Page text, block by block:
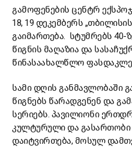
გამოფენების ცენტრ
18, 19 დეკემბერს
გაიმართება. სტუმრებს 40-
წიგნის მაღაზია და
წინასაახალწლო
სამი დღის განმავლობაში
წიგნებს წარადგენენ და
სერიებს. პავილიონი
კულტურული და გასართობი
დაიტვირთება, მოსულ